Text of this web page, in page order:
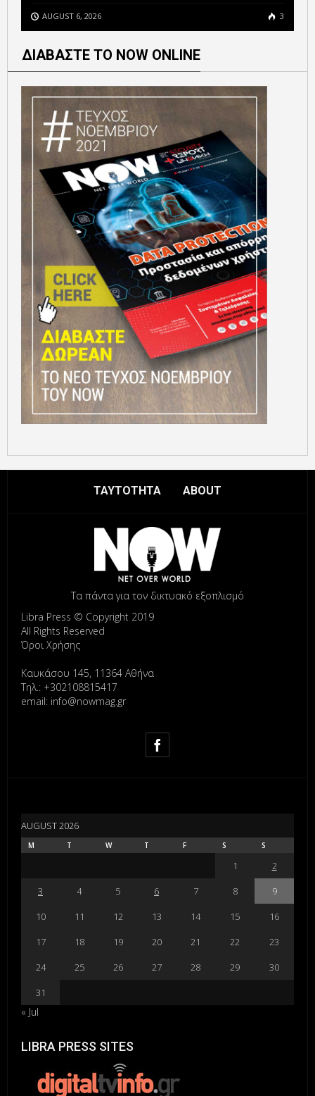
AUGUST 6, 2026 3
ΔΙΑΒΑΣΤΕ ΤΟ NOW ONLINE
ΤΑΥΤΟΤΗΤΑ ABOUT
Τα πάντα για τον δικτυακό εξοπλισμό
Libra Press © Copyright 2019
All Rights Reserved
Όροι Χρήσης
Καυκάσου 145, 11364 Αθήνα
Τηλ.: +302108815417
email: info@nowmag.gr
AUGUST 2026
M T W T F S S
1
2
3
4 5 6 7 8
9
10
11 12 13 14 15
16
17
18 19 20 21 22
23
24
25 26 27 28 29
30
31
« Jul
LIBRA PRESS SITES